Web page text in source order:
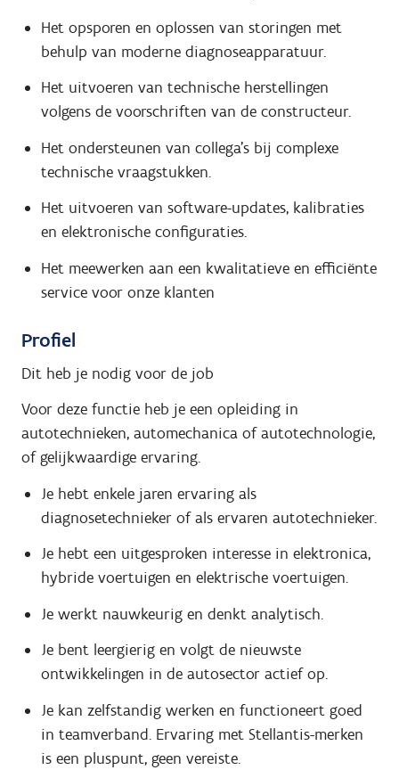
Het opsporen en oplossen van storingen met
behulp van moderne diagnoseapparatuur.
Het uitvoeren van technische herstellingen
volgens de voorschriften van de constructeur.
Het ondersteunen van collega's bij complexe
technische vraagstukken.
Het uitvoeren van software-updates, kalibraties
en elektronische configuraties.
Het meewerken aan een kwalitatieve en efficiënte
service voor onze klanten
Profiel
Dit heb je nodig voor de job
Voor deze functie heb je een opleiding in
autotechnieken, automechanica of autotechnologie,
of gelijkwaardige ervaring.
Je hebt enkele jaren ervaring als
diagnosetechnieker of als ervaren autotechnieker.
Je hebt een uitgesproken interesse in elektronica,
hybride voertuigen en elektrische voertuigen.
Je werkt nauwkeurig en denkt analytisch.
Je bent leergierig en volgt de nieuwste
ontwikkelingen in de autosector actief op.
Je kan zelfstandig werken en functioneert goed
in teamverband. Ervaring met Stellantis-merken
is een pluspunt, geen vereiste.